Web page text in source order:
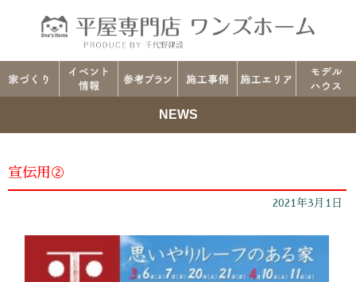
NEWS
宣伝用②
2021年3月1日